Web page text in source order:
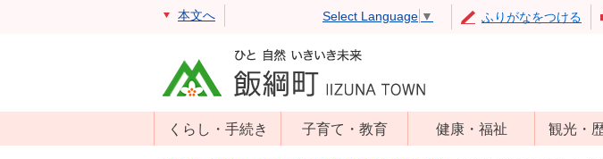
本文へ Select Language ▼ ふりがなをつける
くらし・手続き 子育て・教育 健康・福祉 観光・